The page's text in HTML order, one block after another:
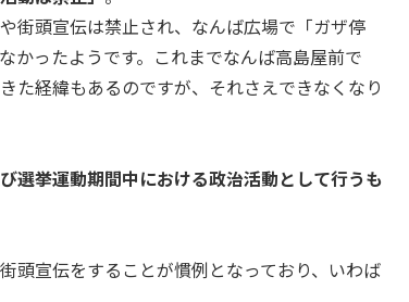
街頭宣伝は禁止され、なんば広場で「ガザ停
かったようです。これまでなんば高島屋前で
た経緯もあるのですが、それさえできなくなり
選挙運動期間中における政治活動として行うも
頭宣伝をすることが慣例となっており、いわば